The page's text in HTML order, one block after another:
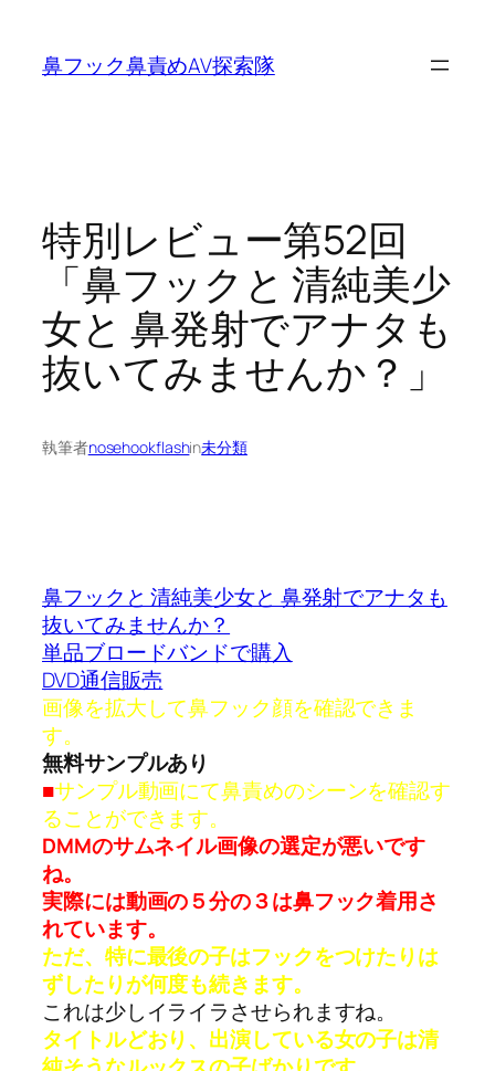
鼻フック鼻責めAV探索隊
特別レビュー第52回
「鼻フックと 清純美少
女と 鼻発射でアナタも
抜いてみませんか？」
執筆者nosehookflashin未分類
鼻フックと 清純美少女と 鼻発射でアナタも
抜いてみませんか？
単品ブロードバンドで購入
DVD通信販売
画像を拡大して鼻フック顔を確認できま
す。
無料サンプルあり
■サンプル動画にて鼻責めのシーンを確認す
ることができます。
DMMのサムネイル画像の選定が悪いです
ね。
実際には動画の５分の３は鼻フック着用さ
れています。
ただ、特に最後の子はフックをつけたりは
ずしたりが何度も続きます。
これは少しイライラさせられますね。
タイトルどおり、出演している女の子は清